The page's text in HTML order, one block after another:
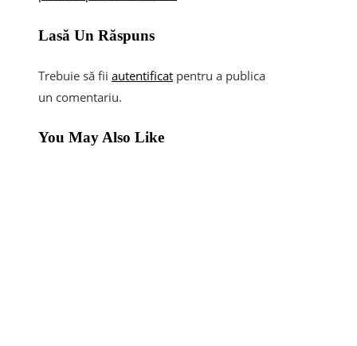
Lasă Un Răspuns
Trebuie să fii autentificat pentru a publica
un comentariu.
You May Also Like